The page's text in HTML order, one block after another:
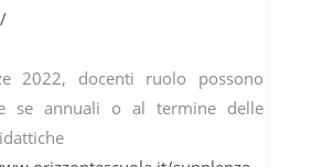
2022, docenti ruolo possono
se annuali o al termine delle